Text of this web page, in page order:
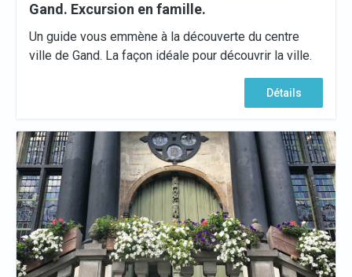
Gand. Excursion en famille.
Un guide vous emmène à la découverte du centre
ville de Gand. La façon idéale pour découvrir la ville.
Détails